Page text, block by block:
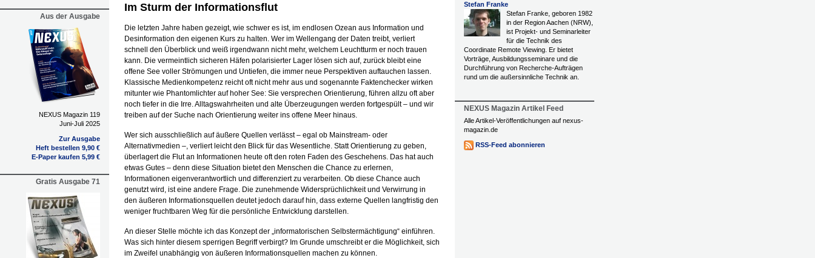
Aus der Ausgabe
NEXUS Magazin 119
Juni-Juli 2025
Zur Ausgabe
Heft bestellen 9,90 €
E-Paper kaufen 5,99 €
Gratis Ausgabe 71
Im Sturm der Informationsflut
Die letzten Jahre haben gezeigt, wie schwer es ist, im endlosen Ozean aus Information und
Desinformation den eigenen Kurs zu halten. Wer im Wellengang der Daten treibt, verliert
schnell den Überblick und weiß irgendwann nicht mehr, welchem Leuchtturm er noch trauen
kann. Die vermeintlich sicheren Häfen polarisierter Lager lösen sich auf, zurück bleibt eine
offene See voller Strömungen und Untiefen, die immer neue Perspektiven auftauchen lassen.
Klassische Medien­kompetenz reicht oft nicht mehr aus und sogenannte Faktenchecker wirken
mitunter wie Phantomlichter auf hoher See: Sie versprechen Orientierung, führen allzu oft aber
noch tiefer in die Irre. Alltagswahrheiten und alte Überzeugungen werden fortgespült – und wir
treiben auf der Suche nach Orientierung weiter ins offene Meer hinaus.
Wer sich ausschließlich auf äußere Quellen verlässt – egal ob Mainstream- oder
Alternativmedien –, verliert leicht den Blick für das Wesentliche. Statt Orientierung zu geben,
überlagert die Flut an Informationen heute oft den roten Faden des Geschehens. Das hat auch
etwas Gutes – denn diese Situation bietet den Menschen die Chance zu erlernen,
Informationen eigenverantwortlich und differenziert zu verarbeiten. Ob diese Chance auch
genutzt wird, ist eine andere Frage. Die zunehmende Widersprüchlichkeit und Verwirrung in
den äußeren Informationsquellen deutet jedoch darauf hin, dass externe Quellen langfristig den
weniger fruchtbaren Weg für die persönliche Entwicklung darstellen.
An dieser Stelle möchte ich das Konzept der „informatorischen Selbstermächtigung“ einführen.
Was sich hinter diesem sperrigen Begriff verbirgt? Im Grunde umschreibt er die Möglichkeit, sich
im Zweifel unabhängig von äußeren Informationsquellen machen zu können.
Stefan Franke
Stefan Franke, geboren 1982
in der Region Aachen (NRW),
ist Projekt- und Seminarleiter
für die Technik des
Coordinate Remote Viewing. Er bietet
Vorträge, Ausbildungsseminare und die
Durchführung von Recherche-Aufträgen
rund um die außersinnliche Technik an.
NEXUS Magazin Artikel Feed
Alle Artikel-Veröffentlichungen auf nexus-
magazin.de
RSS-Feed abonnieren